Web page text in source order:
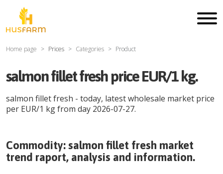
Home page Prices Categories Product
salmon fillet fresh price EUR/1 kg.
salmon fillet fresh - today, latest wholesale market price
per EUR/1 kgfrom day 2026-07-27.
Commodity:salmon fillet fresh market
trend raport, analysis and information.